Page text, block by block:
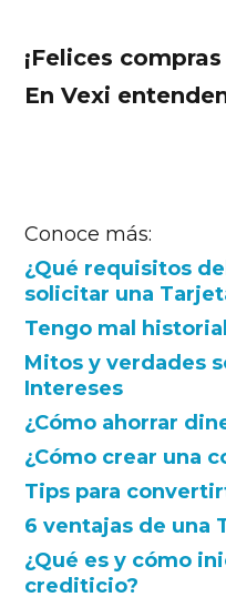
¡Felices
En Vexi
Conoce más:
¿Qué requisitos
solicitar una
Tengo mal
Mitos y verdades
Intereses
¿Cómo ahorrar
¿Cómo crear una
Tips para
6 ventajas de una
¿Qué es y cómo
crediticio?